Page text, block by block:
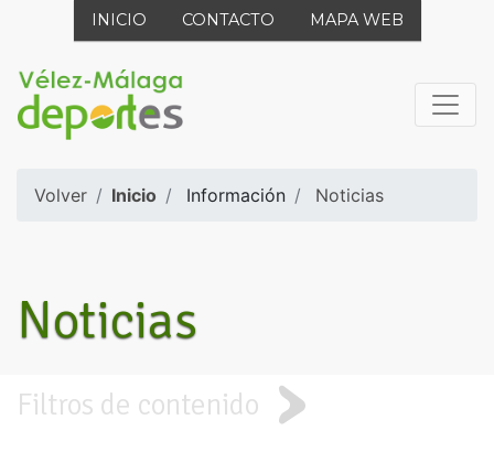
INICIO CONTACTO MAPA WEB
Volver Inicio Información Noticias
Noticias
Filtros de contenido